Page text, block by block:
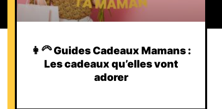
👩‍🦳 Guides Cadeaux Mamans :
Les cadeaux qu’elles vont
adorer